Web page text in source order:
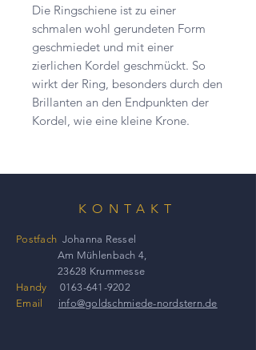
Die Ringschiene ist zu einer
schmalen wohl gerundeten Form
geschmiedet und mit einer
zierlichen Kordel geschmückt. So
wirkt der Ring, besonders durch den
Brillanten an den Endpunkten der
Kordel, wie eine kleine Krone.
KONTAKT
Postfach Johanna Ressel
Am Mühlenbach 4,
23628 Krummesse
Handy 0163-641-9202
Email info@goldschmiede-nordstern.de